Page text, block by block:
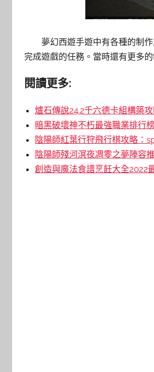
夢幻西遊手遊中有各種的制
完成遊戲的任務。當時還有更多
閱讀更多:
爐石傳說24.2千六德卡組構築
暗黑破壞神不朽最強職業排行
陰陽師紅葉行狩飛行棋攻略：
陰陽師殘河溟夜凋零之夢陣容
創造與魔法食譜烹飪大全2022